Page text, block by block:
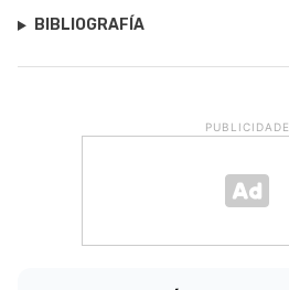
BIBLIOGRAFÍA
PUBLICIDADE